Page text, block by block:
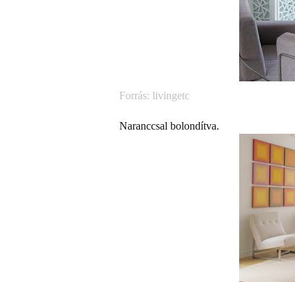
Forrás: livingetc
Naranccsal bolondítva.